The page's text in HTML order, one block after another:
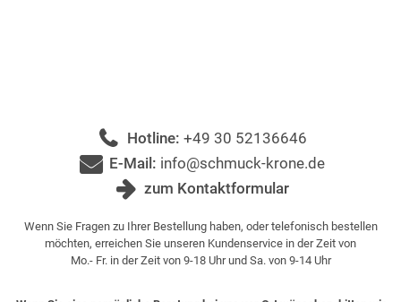
Hotline: +49 30 52136646
E-Mail: info@schmuck-krone.de
zum Kontaktformular
Wenn Sie Fragen zu Ihrer Bestellung haben, oder telefonisch bestellen
möchten, erreichen Sie unseren Kundenservice in der Zeit von
Mo.- Fr. in der Zeit von 9-18 Uhr und Sa. von 9-14 Uhr